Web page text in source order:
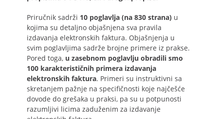
Priručnik sadrži 10 poglavlja (na 830 strana) u
kojima su detaljno objašnjena sva pravila
izdavanja elektronskih faktura. Objašnjenja u
svim poglavljima sadrže brojne primere iz prakse.
Pored toga, u zasebnom poglavlju obradili smo
100 karakterističnih primera izdavanja
elektronskih faktura. Primeri su instruktivni sa
skretanjem pažnje na specifičnosti koje najčešće
dovode do grešaka u praksi, pa su u potpunosti
razumljivi licima zaduženim za izdavanje